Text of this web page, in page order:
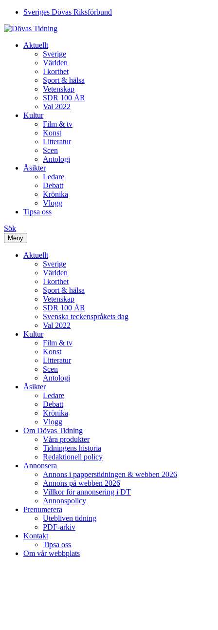
Sveriges Dövas Riksförbund
Aktuellt
Sverige
Världen
I korthet
Sport & hälsa
Vetenskap
SDR 100 ÅR
Val 2022
Kultur
Film & tv
Konst
Litteratur
Scen
Antologi
Åsikter
Ledare
Debatt
Krönika
Vlogg
Tipsa oss
Sök
Meny
Aktuellt
Sverige
Världen
I korthet
Sport & hälsa
Vetenskap
SDR 100 ÅR
Svenska teckenspråkets dag
Val 2022
Kultur
Film & tv
Konst
Litteratur
Scen
Antologi
Åsikter
Ledare
Debatt
Krönika
Vlogg
Om Dövas Tidning
Våra produkter
Tidningens historia
Redaktionell policy
Annonsera
Annons i papperstidningen & webben 2026
Annons på webben 2026
Villkor för annonsering i DT
Annonspolicy
Prenumerera
Utebliven tidning
PDF-arkiv
Kontakt
Tipsa oss
Om vår webbplats